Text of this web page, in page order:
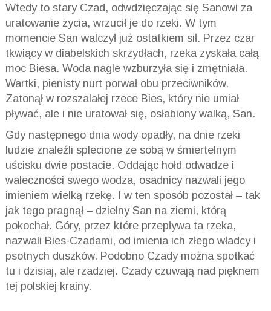
Wtedy to stary Czad, odwdzięczając się Sanowi za
uratowanie życia, wrzucił je do rzeki. W tym
momencie San walczył już ostatkiem sił. Przez czar
tkwiący w diabelskich skrzydłach, rzeka zyskała całą
moc Biesa. Woda nagle wzburzyła się i zmętniała.
Wartki, pienisty nurt porwał obu przeciwników.
Zatonął w rozszalałej rzece Bies, który nie umiał
pływać, ale i nie uratował się, osłabiony walką, San.
Gdy następnego dnia wody opadły, na dnie rzeki
ludzie znaleźli splecione ze sobą w śmiertelnym
uścisku dwie postacie. Oddając hołd odwadze i
waleczności swego wodza, osadnicy nazwali jego
imieniem wielką rzekę. I w ten sposób pozostał – tak
jak tego pragnął – dzielny San na ziemi, którą
pokochał. Góry, przez które przepływa ta rzeka,
nazwali Bies-Czadami, od imienia ich złego władcy i
psotnych duszków. Podobno Czady można spotkać
tu i dzisiaj, ale rzadziej. Czady czuwają nad pięknem
tej polskiej krainy.